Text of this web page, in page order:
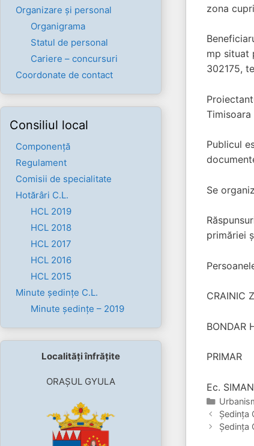
zona
mp situat
302175,
Timisoara
Publicul
Se
primăriei
CRAINIC
BONDAR
PRIMAR
Ec.
Şedinţa
Şedinţa
Organizare și personal
Organigrama
Statul de personal
Cariere – concursuri
Coordonate de contact
Consiliul local
Componenţă
Regulament
Comisii de specialitate
Hotărâri C.L.
HCL 2019
HCL 2018
HCL 2017
HCL 2016
HCL 2015
Minute ședințe C.L.
Minute ședințe – 2019
Localități înfrățite
ORAȘUL GYULA